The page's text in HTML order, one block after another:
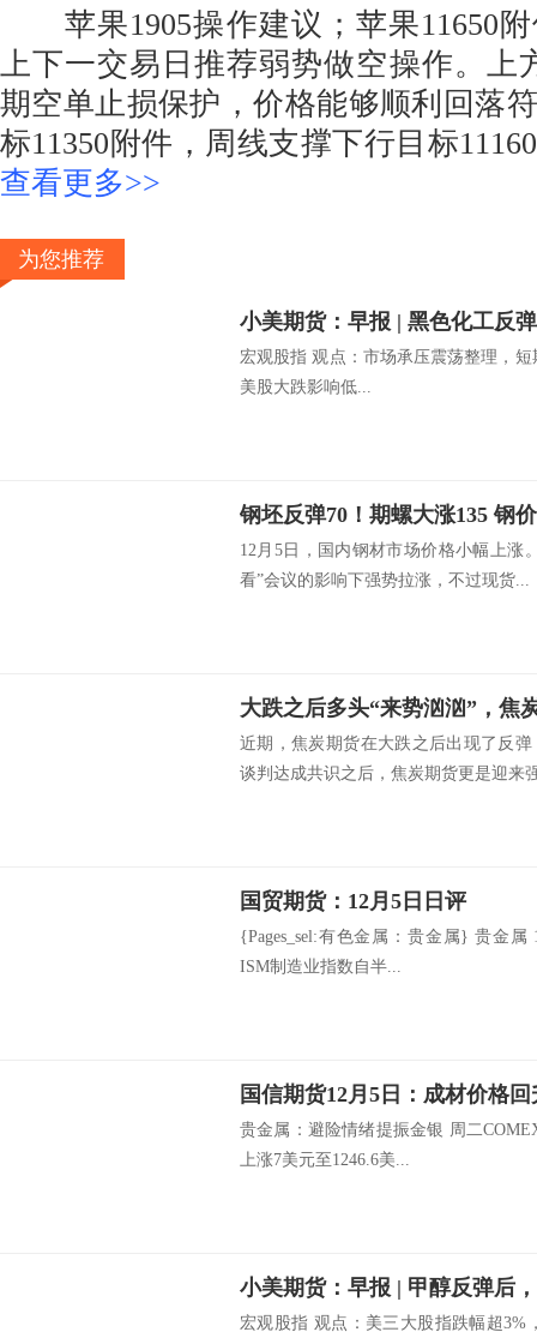
苹果1905操作建议；苹果11650附
上下一交易日推荐弱势做空操作。上
期空单止损保护，价格能够顺利回落
标11350附件，周线支撑下行目标
查看更多>>
为您推荐
宏观股指 观点：市场承压震荡整理，
美股大跌影响低...
钢坯反弹70！期螺大涨135 钢
12月5日，国内钢材市场价格小幅上涨
看”会议的影响下强势拉涨，不过现货...
大跌之后多头“来势汹汹”，焦
近期，焦炭期货在大跌之后出现了反
谈判达成共识之后，焦炭期货更是迎来
国贸期货：12月5日日评
{Pages_sel:有色金属：贵金属} 贵金
ISM制造业指数自半...
国信期货12月5日：成材价格
贵金属：避险情绪提振金银 周二
上涨7美元至1246.6美...
宏观股指 观点：美三大股指跌幅超3%